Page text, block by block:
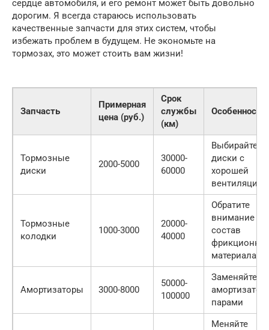
сердце автомобиля, и его ремонт может быть довольно
дорогим. Я всегда стараюсь использовать
качественные запчасти для этих систем, чтобы
избежать проблем в будущем. Не экономьте на
тормозах, это может стоить вам жизни!
Запчасть
Примерная
цена (руб.)
Срок
службы
(км)
Особенности
Тормозные
диски
2000-5000
30000-
60000
Выбирайте
диски с
хорошей
вентиляцией
Тормозные
колодки
1000-3000
20000-
40000
Обратите
внимание на
состав
материала
Амортизаторы 3000-8000
50000-
100000
Заменяйте
парами
Меняйте